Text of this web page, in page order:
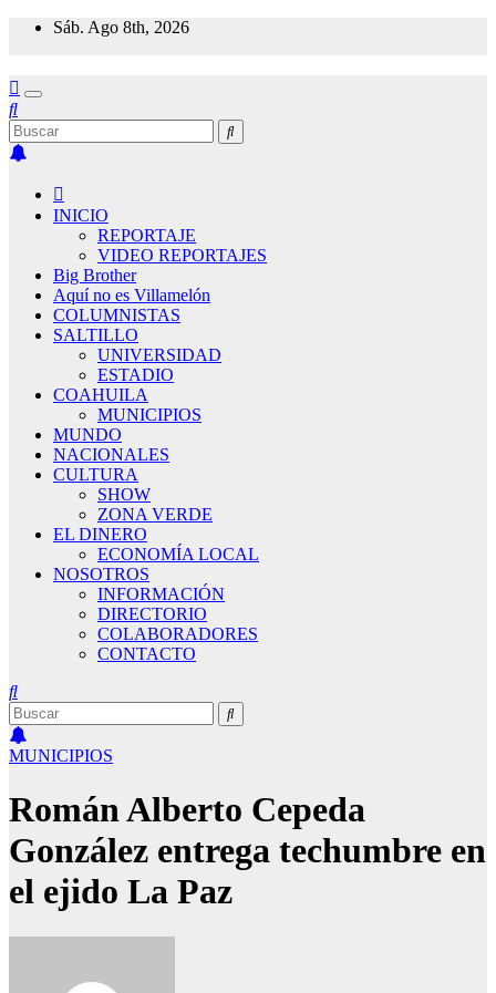
Saltar
Sáb. Ago 8th, 2026
INICIO
REPORTAJE
VIDEO REPORTAJES
Big Brother
Aquí no es Villamelón
COLUMNISTAS
SALTILLO
UNIVERSIDAD
ESTADIO
COAHUILA
MUNICIPIOS
MUNDO
NACIONALES
CULTURA
SHOW
ZONA VERDE
EL DINERO
ECONOMÍA LOCAL
NOSOTROS
INFORMACIÓN
DIRECTORIO
COLABORADORES
CONTACTO
MUNICIPIOS
Román Alberto Cepeda
González entrega techumbre en
el ejido La Paz